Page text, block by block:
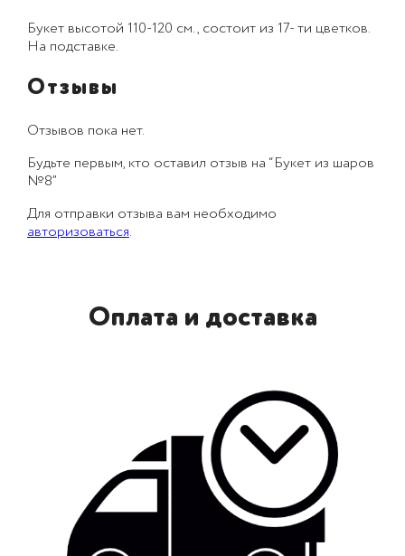
Букет высотой 110-120 см., состоит из 17- ти цветков.
На подставке.
Отзывы
Отзывов пока нет.
Будьте первым, кто оставил отзыв на “Букет из шаров
№8”
Для отправки отзыва вам необходимо
авторизоваться.
Оплата и доставка